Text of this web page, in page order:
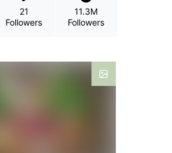
21
Followers
11.3M
Followers